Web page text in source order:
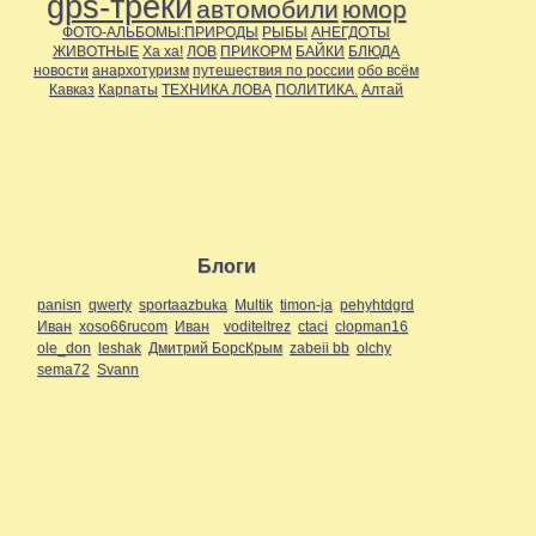
gps-треки автомобили юмор
ФОТО-АЛЬБОМЫ:ПРИРОДЫ РЫБЫ АНЕГДОТЫ
ЖИВОТНЫЕ Ха ха! ЛОВ ПРИКОРМ БАЙКИ БЛЮДА
новости анархотуризм путешествия по россии обо всём
Кавказ Карпаты ТЕХНИКА ЛОВА ПОЛИТИКА. Алтай
Блоги
panisn qwerty sportaazbuka Multik timon-ja pehyhtdgrd
Иван xoso66rucom Иван voditeltrez ctaci clopman16
ole_don leshak Дмитрий БорсКрым zabeii bb olchy
sema72 Svann